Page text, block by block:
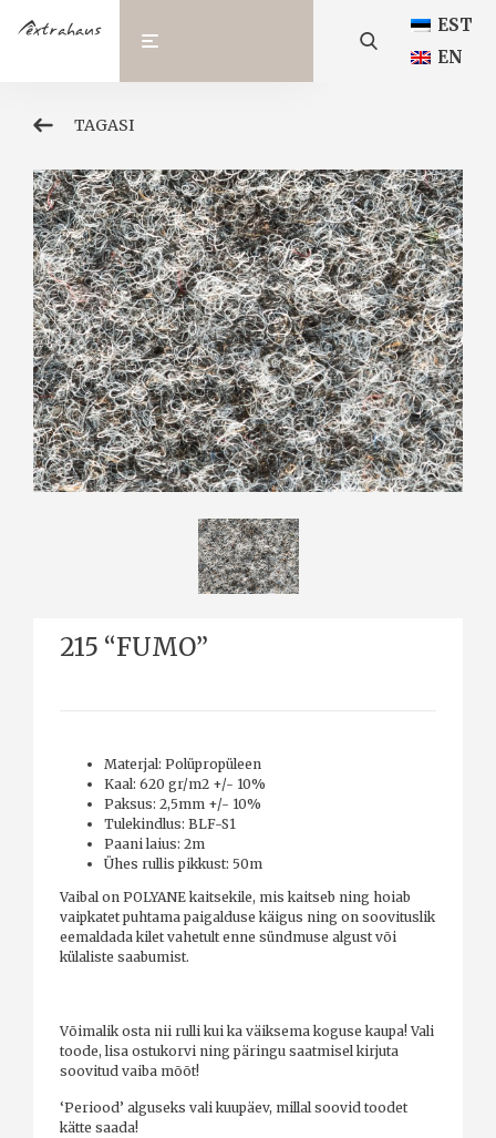
EST
EN
TAGASI
215 “FUMO”
Materjal: Polüpropüleen
Kaal: 620 gr/m2 +/- 10%
Paksus: 2,5mm +/- 10%
Tulekindlus: BLF-S1
Paani laius: 2m
Ühes rullis pikkust: 50m
Vaibal on POLYANE kaitsekile, mis kaitseb ning hoiab
vaipkatet puhtama paigalduse käigus ning on soovituslik
eemaldada kilet vahetult enne sündmuse algust või
külaliste saabumist.
Võimalik osta nii rulli kui ka väiksema koguse kaupa! Vali
toode, lisa ostukorvi ning päringu saatmisel kirjuta
soovitud vaiba mõõt!
‘Periood’ alguseks vali kuupäev, millal soovid toodet
kätte saada!